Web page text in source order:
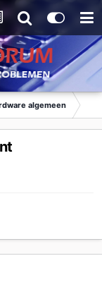
algemeen